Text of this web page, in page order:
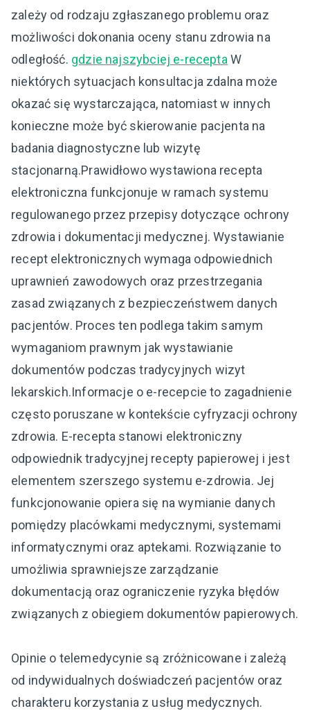
zależy od rodzaju zgłaszanego problemu oraz
możliwości dokonania oceny stanu zdrowia na
odległość. gdzie najszybciej e-recepta W
niektórych sytuacjach konsultacja zdalna może
okazać się wystarczająca, natomiast w innych
konieczne może być skierowanie pacjenta na
badania diagnostyczne lub wizytę
stacjonarną.Prawidłowo wystawiona recepta
elektroniczna funkcjonuje w ramach systemu
regulowanego przez przepisy dotyczące ochrony
zdrowia i dokumentacji medycznej. Wystawianie
recept elektronicznych wymaga odpowiednich
uprawnień zawodowych oraz przestrzegania
zasad związanych z bezpieczeństwem danych
pacjentów. Proces ten podlega takim samym
wymaganiom prawnym jak wystawianie
dokumentów podczas tradycyjnych wizyt
lekarskich.Informacje o e-recepcie to zagadnienie
często poruszane w kontekście cyfryzacji ochrony
zdrowia. E-recepta stanowi elektroniczny
odpowiednik tradycyjnej recepty papierowej i jest
elementem szerszego systemu e-zdrowia. Jej
funkcjonowanie opiera się na wymianie danych
pomiędzy placówkami medycznymi, systemami
informatycznymi oraz aptekami. Rozwiązanie to
umożliwia sprawniejsze zarządzanie
dokumentacją oraz ograniczenie ryzyka błędów
związanych z obiegiem dokumentów papierowych.
Opinie o telemedycynie są zróżnicowane i zależą
od indywidualnych doświadczeń pacjentów oraz
charakteru korzystania z usług medycznych.